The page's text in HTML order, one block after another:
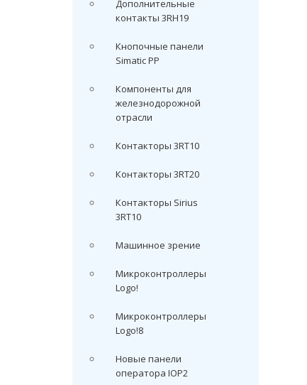
Дополнительные
контакты 3RH19
Кнопочные панели
Simatic PP
Компоненты для
железнодорожной
отрасли
Контакторы 3RT10
Контакторы 3RT20
Контакторы Sirius
3RT10
Машинное зрение
Микроконтроллеры
Logo!
Микроконтроллеры
Logo!8
Новые панели
оператора IOP2